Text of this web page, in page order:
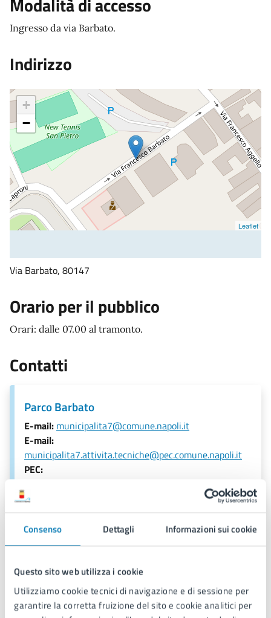
Consenso Dettagli Informazioni sui cookie
Questo sito web utilizza i cookie
Utilizziamo cookie tecnici di navigazione e di sessione per
garantire la corretta fruizione del sito e cookie analitici per
Ingresso da via Barbato.
Indirizzo
+
−
Leaflet
Via Barbato, 80147
Orario per il pubblico
Orari: dalle 07.00 al tramonto.
Contatti
Parco Barbato
E-mail: municipalita7@comune.napoli.it
E-mail:
municipalita7.attivita.tecniche@pec.comune.napoli.it
PEC:
Ulteriori informazioni
Aree di sosta, posto di sorveglianza,archeggio esterno